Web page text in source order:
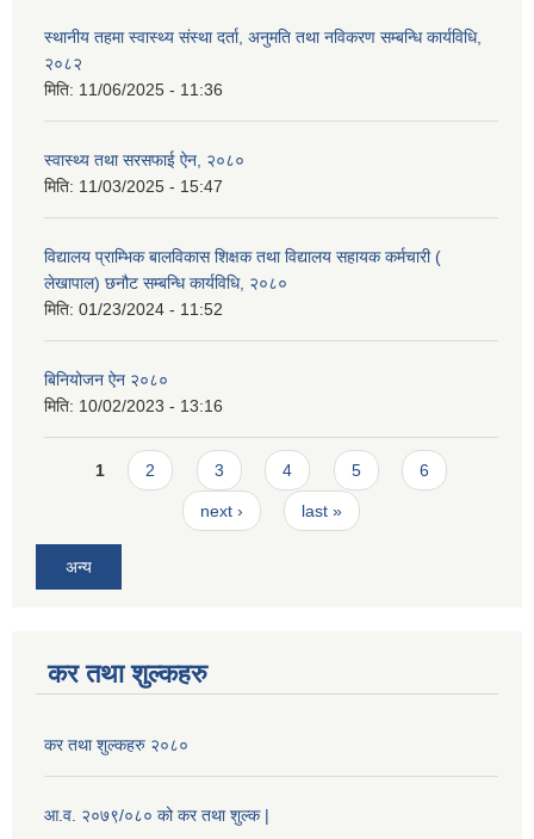
स्थानीय तहमा स्वास्थ्य संस्था दर्ता, अनुमति तथा नविकरण सम्बन्धि कार्यविधि,
२०८२
मिति: 11/06/2025 - 11:36
स्वास्थ्य तथा सरसफाई ऐन, २०८०
मिति: 11/03/2025 - 15:47
विद्यालय प्राम्भिक बालविकास शिक्षक तथा विद्यालय सहायक कर्मचारी (
लेखापाल) छनौट सम्बन्धि कार्यविधि, २०८०
मिति: 01/23/2024 - 11:52
बिनियोजन ऐन २०८०
मिति: 10/02/2023 - 13:16
Pages
1 2 3 4 5 6
next › last »
अन्य
कर तथा शुल्कहरु
कर तथा शुल्कहरु २०८०
आ.व. २०७९/०८० को कर तथा शुल्क |